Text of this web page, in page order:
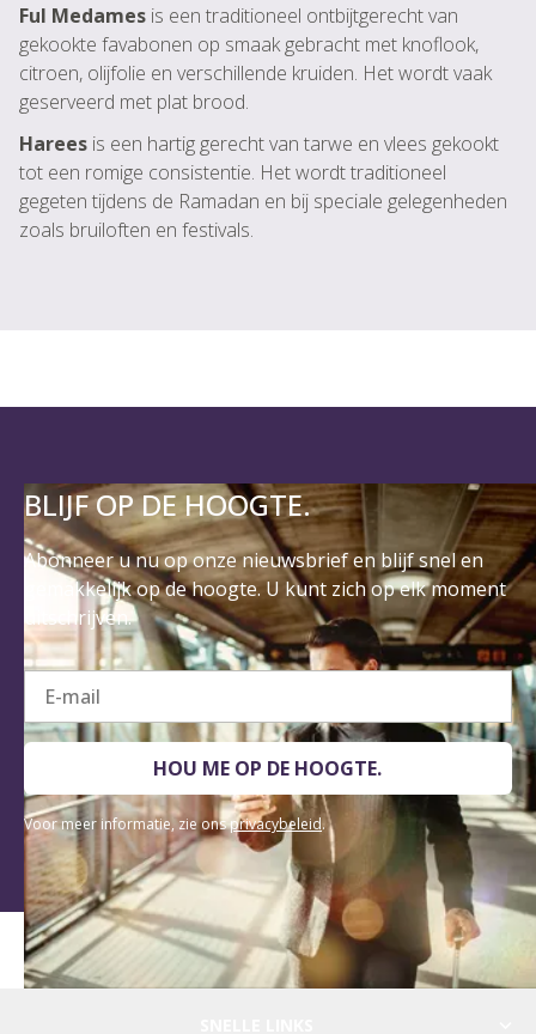
Ful Medames is een traditioneel ontbijtgerecht van
gekookte favabonen op smaak gebracht met knoflook,
citroen, olijfolie en verschillende kruiden. Het wordt vaak
geserveerd met plat brood.
Harees is een hartig gerecht van tarwe en vlees gekookt
tot een romige consistentie. Het wordt traditioneel
gegeten tijdens de Ramadan en bij speciale gelegenheden
zoals bruiloften en festivals.
BLIJF OP DE HOOGTE.
Abonneer u nu op onze nieuwsbrief en blijf snel en
gemakkelijk op de hoogte. U kunt zich op elk moment
uitschrijven.
E-mail
HOU ME OP DE HOOGTE.
Voor meer informatie, zie onsprivacybeleid.